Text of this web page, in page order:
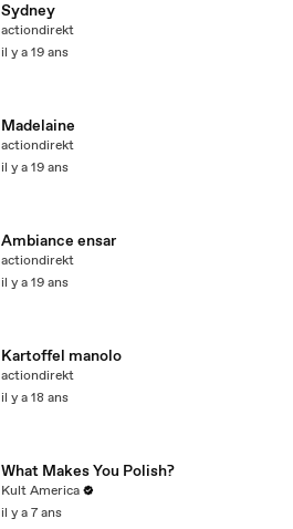
Sydney
actiondirekt
il y a 19 ans
Madelaine
actiondirekt
il y a 19 ans
Ambiance ensar
actiondirekt
il y a 19 ans
Kartoffel manolo
actiondirekt
il y a 18 ans
What Makes You Polish?
Kult America
il y a 7 ans